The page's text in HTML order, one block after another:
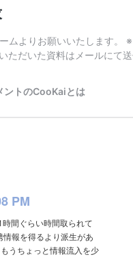
PM
間ぐらい時間取られて
報を得るより派生があ
うちょっと情報流入を少